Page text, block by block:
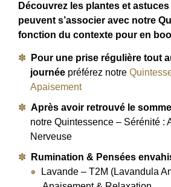
Découvrez les plantes et
peuvent s’associer avec notre
fonction du contexte pour en
Pour une prise régulière tout
journée préférez notre
Apaisement
Après avoir retrouvé le
notre Quintessence – Sérénité :
Nerveuse
Rumination & Pensées
Lavande – T2M (Lavandula